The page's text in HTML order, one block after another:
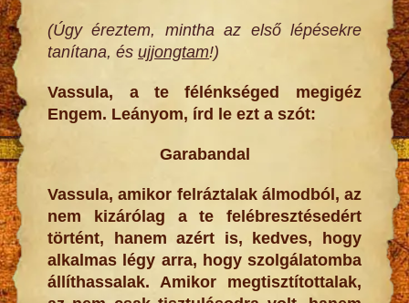
(Úgy éreztem, mintha az első lépésekre
tanítana, ésujjongtam!)
Vassula, a te félénkséged megigéz
Engem. Leányom, írd le ezt a szót:
Garabandal
Vassula, amikor felráztalak álmodból, az
nem kizárólag a te felébresztésedért
történt, hanem azért is, kedves, hogy
alkalmas légy arra, hogy szolgálatomba
állíthassalak. Amikor megtisztítottalak,